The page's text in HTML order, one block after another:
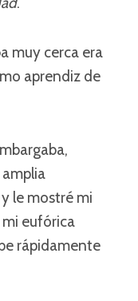
muy cerca era
aprendiz de
le mostré mi
mi eufórica
rápidamente